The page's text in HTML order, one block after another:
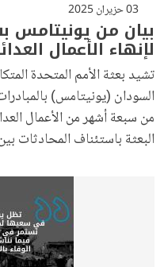
03 حزيران 2025
بيان من يونيتامس
لإنهاء الأعمال
تشيد بعثة الأمم المتحدة
السودان (يونيتامس)
من سبعة أشهر من الأعمال
البعثة باستئناف المحادثات